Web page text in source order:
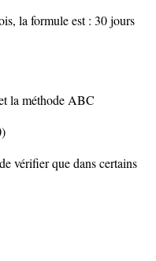
la formule est : 30 jours
la méthode ABC
vérifier que dans certains